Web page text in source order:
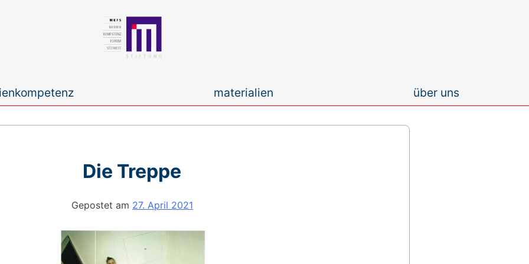
materialien über uns
Die Treppe
Gepostet am 27. April 2021